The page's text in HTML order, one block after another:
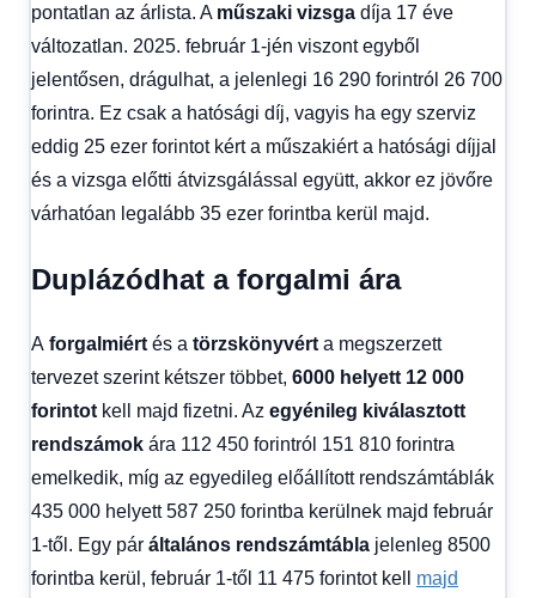
pontatlan az árlista. A műszaki vizsga díja 17 éve
változatlan. 2025. február 1-jén viszont egyből
jelentősen, drágulhat, a jelenlegi 16 290 forintról 26 700
forintra. Ez csak a hatósági díj, vagyis ha egy szerviz
eddig 25 ezer forintot kért a műszakiért a hatósági díjjal
és a vizsga előtti átvizsgálással együtt, akkor ez jövőre
várhatóan legalább 35 ezer forintba kerül majd.
Duplázódhat a forgalmi ára
A forgalmiért és a törzskönyvért a megszerzett
tervezet szerint kétszer többet, 6000 helyett 12 000
forintot kell majd fizetni. Az egyénileg kiválasztott
rendszámok ára 112 450 forintról 151 810 forintra
emelkedik, míg az egyedileg előállított rendszámtáblák
435 000 helyett 587 250 forintba kerülnek majd február
1-től. Egy pár általános rendszámtábla jelenleg 8500
forintba kerül, február 1-től 11 475 forintot kell majd